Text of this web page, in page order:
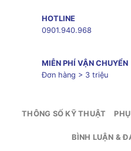
HOTLINE
0901.940.968
MIỄN PHÍ VẬN CHUYỂN
Đơn hàng > 3 triệu
THÔNG SỐ KỸ THUẬT
BÌNH LUẬN &